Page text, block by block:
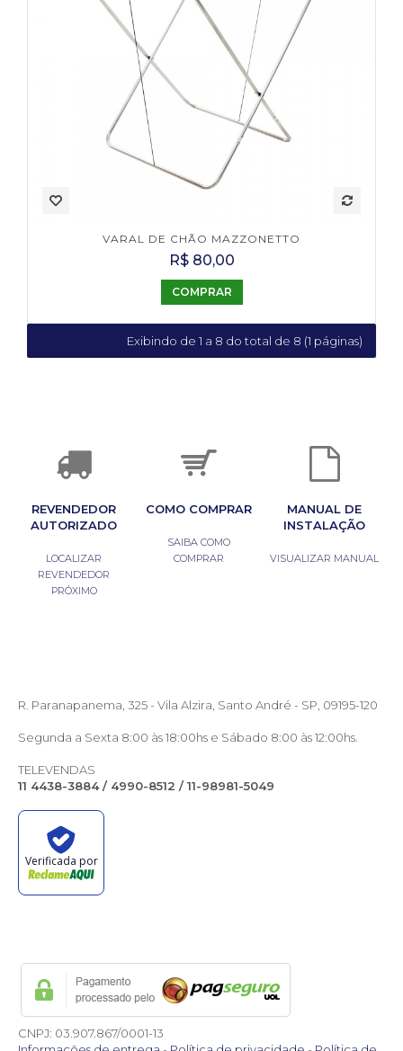
VARAL DE CHÃO MAZZONETTO
R$ 80,00
COMPRAR
Exibindo de 1 a 8 do total de 8 (1 páginas)
REVENDEDOR
AUTORIZADO
LOCALIZAR
REVENDEDOR
PRÓXIMO
COMO COMPRAR
SAIBA COMO
COMPRAR
MANUAL DE
INSTALAÇÃO
VISUALIZAR MANUAL
R. Paranapanema, 325 - Vila Alzira, Santo André - SP, 09195-120
Segunda a Sexta 8:00 às 18:00hs e Sábado 8:00 às 12:00hs.
TELEVENDAS
11 4438-3884 / 4990-8512 / 11-98981-5049
Verificada por
CNPJ: 03.907.867/0001-13